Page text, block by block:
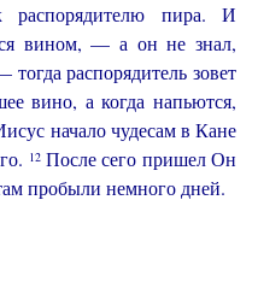
пира. И
вином, — а он не знал,
распорядитель зовет
вино, а когда напьются,
начало чудесам в Кане
12 После сего пришел Он
пробыли немного дней.